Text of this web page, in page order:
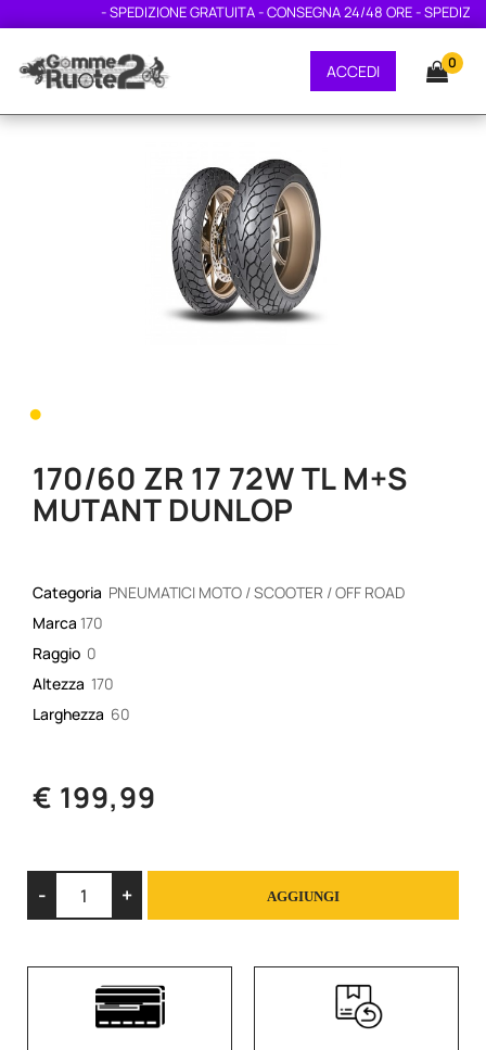
- SPEDIZIONE GRATUITA - CONSEGNA 24/48 ORE -
ACCEDI 0
•
170/60 ZR 17 72W TL M+S
MUTANT DUNLOP
Categoria PNEUMATICI MOTO / SCOOTER / OFF ROAD
Marca 170
Raggio 0
Altezza 170
Larghezza 60
€ 199,99
AGGIUNGI